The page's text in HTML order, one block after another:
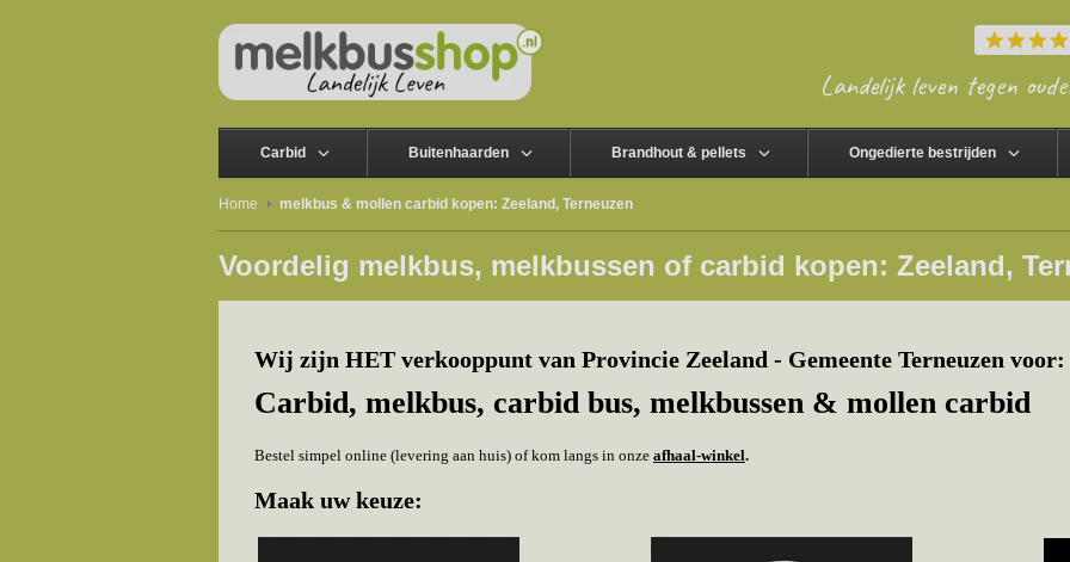
Landelijk leven tegen
Carbid Buitenhaarden Brandhout & pellets Ongedierte bestrijden
Home melkbus & mollen carbid kopen: Zeeland, Terneuzen
Voordelig melkbus, melkbussen of carbid kopen: Zeeland,
Wij zijn HET verkooppunt van Provincie Zeeland - Gemeente Terneuzen voor:
Carbid, melkbus, carbid bus, melkbussen & mollen carbid
Bestel simpel online (levering aan huis) of kom langs in onze afhaal-winkel.
Maak uw keuze: